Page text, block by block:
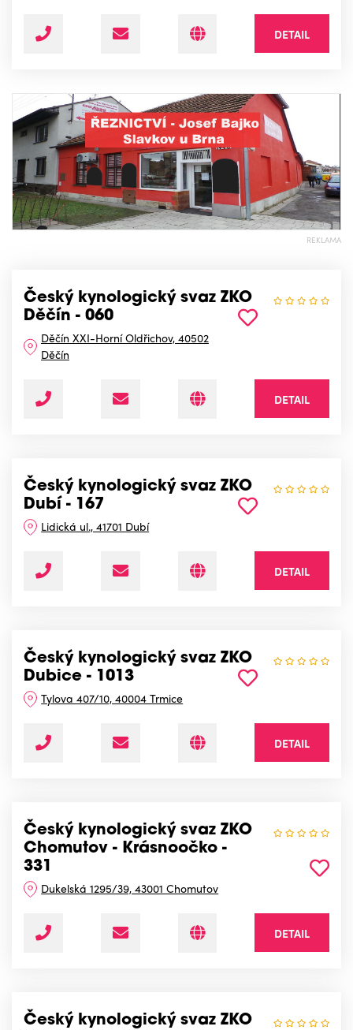
DETAIL
REKLAMA
Český kynologický svaz ZKO
Děčín - 060
Děčín XXI-Horní Oldřichov, 40502
Děčín
DETAIL
Český kynologický svaz ZKO
Dubí - 167
Lidická ul., 41701 Dubí
DETAIL
Český kynologický svaz ZKO
Dubice - 1013
Tylova 407/10, 40004 Trmice
DETAIL
Český kynologický svaz ZKO
Chomutov - Krásnoočko -
331
Dukelská 1295/39, 43001 Chomutov
DETAIL
Český kynologický svaz ZKO